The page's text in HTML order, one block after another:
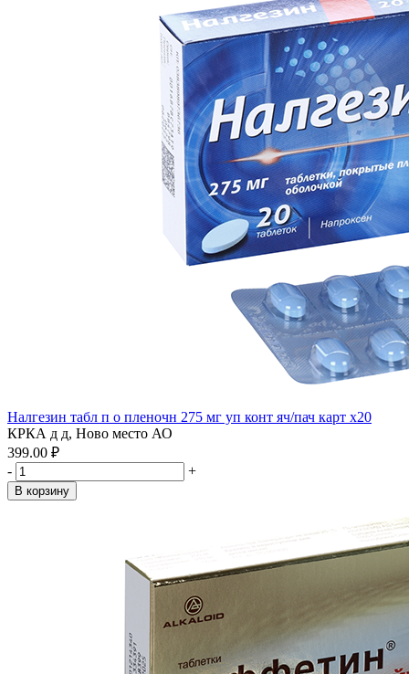
Налгезин табл п о пленочн 275 мг уп конт яч/пач карт x20
КРКА д д, Ново место АО
399.00 ₽
-
+
В корзину